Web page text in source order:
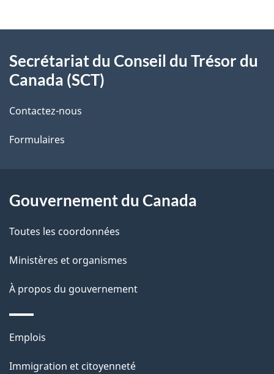
i
s
d
l
a
p
a
e
propos
ce
site
Secrétariat du Conseil du Trésor du
Canada (SCT)
Contactez-nous
Formulaires
Gouvernement du Canada
Toutes les coordonnées
Ministères et organismes
À propos du gouvernement
Thèmes
Emplois
Immigration et citoyenneté